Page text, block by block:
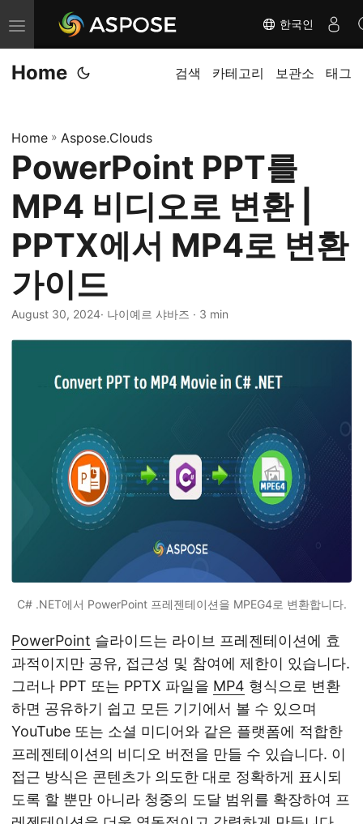
내
비
게
전
환
한국인
Home 검색 카테고리 보관소 태그
Home » Aspose.Clouds
PowerPoint PPT를
MP4 비디오로 변환 |
PPTX에서 MP4로 변환
가이드
August 30, 2024· 나이예르 샤바즈 · 3 min
C# .NET에서 PowerPoint 프레젠테이션을 MPEG4로 변환합니다.
PowerPoint 슬라이드는 라이브 프레젠테이션에 효
과적이지만 공유, 접근성 및 참여에 제한이 있습니다.
그러나 PPT 또는 PPTX 파일을 MP4 형식으로 변환
하면 공유하기 쉽고 모든 기기에서 볼 수 있으며
YouTube 또는 소셜 미디어와 같은 플랫폼에 적합한
프레젠테이션의 비디오 버전을 만들 수 있습니다. 이
접근 방식은 콘텐츠가 의도한 대로 정확하게 표시되
도록 할 뿐만 아니라 청중의 도달 범위를 확장하여 프